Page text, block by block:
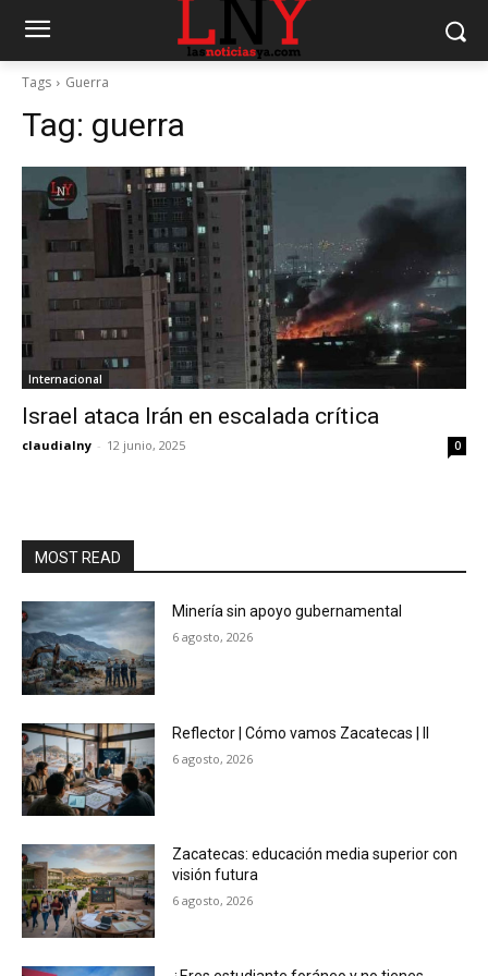
Tags Guerra
Tag: guerra
Internacional
Israel ataca Irán en escalada crítica
claudialny - 12 junio, 2025 0
MOST READ
Minería sin apoyo gubernamental
6 agosto, 2026
Reflector | Cómo vamos Zacatecas | II
6 agosto, 2026
Zacatecas: educación media superior con
visión futura
6 agosto, 2026